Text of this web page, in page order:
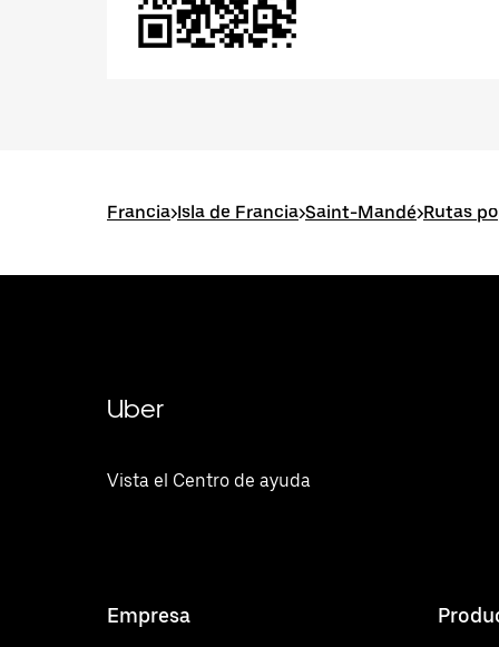
Francia>Isla de Francia>Saint-Mandé>Rutas
Uber
Vista el Centro de ayuda
Empresa